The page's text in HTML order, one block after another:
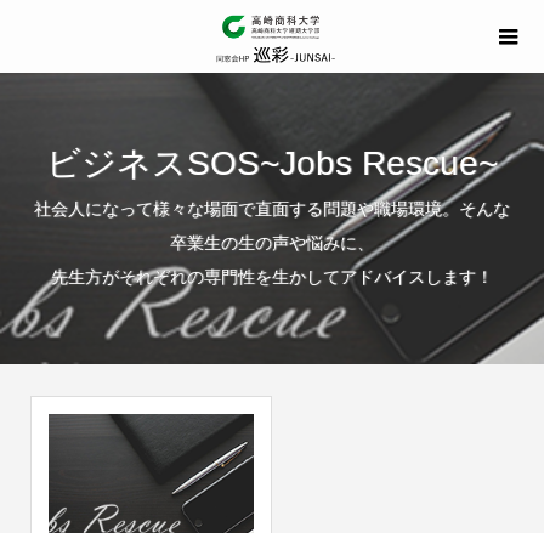
ビジネスSOS~Jobs Rescue~
社会人になって様々な場面で直面する問題や職場環境。そんな
卒業生の生の声や悩みに、
先生方がそれぞれの専門性を生かしてアドバイスします！